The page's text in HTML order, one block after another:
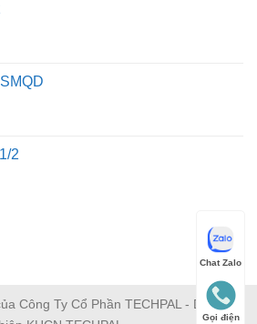
2
Công Ty Cổ Phần TECHPAL - Doanh
Chat Zalo
Gọi điện